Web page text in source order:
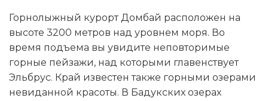
Горнолыжный курорт Домбай расположен на
высоте 3200 метров над уровнем моря. Во
время подъема вы увидите неповторимые
горные пейзажи, над которыми главенствует
Эльбрус. Край известен также горными озерами
невиданной красоты. В Бадукских озерах